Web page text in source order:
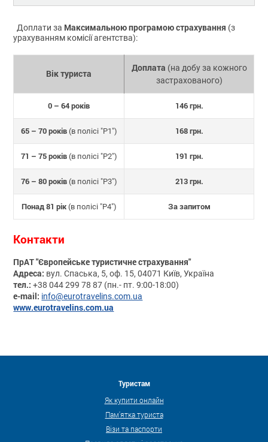
Доплати за Максимальною програмою страхування (з
урахуванням комісії агентства):
Вік туриста
Доплата (на добу за кожного
застрахованого)
0 – 64 років 146 грн.
65 – 70 років(в полісі "P1") 168 грн.
71 – 75 років(в полісі "P2") 191 грн.
76 – 80 років(в полісі "P3") 213 грн.
Понад 81 рік(в полісі "P4") За запитом
Контакти
ПрАТ "Європейське туристичне страхування"
Адреса: вул. Спаська, 5, оф. 15, 04071 Київ, Україна
тел.: +38 044 299 78 87 (пн.- пт. 9:00-18:00)
e-mail: info@eurotravelins.com.ua
www.eurotravelins.com.ua
Туристам
Як купити онлайн
Пам'ятка туриста
Візи та паспорти